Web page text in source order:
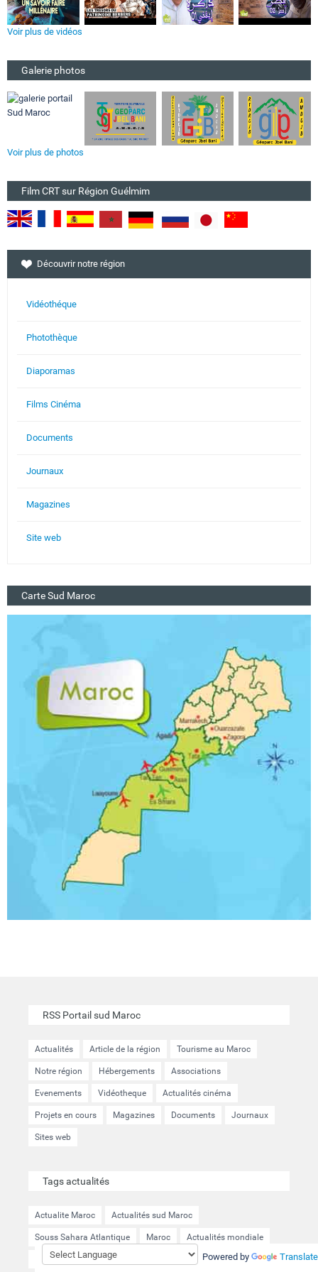
Voir plus de vidéos
Galerie photos
Voir plus de photos
Film CRT sur Région Guélmim
Découvrir notre région
Vidéothéque
Photothèque
Diaporamas
Films Cinéma
Documents
Journaux
Magazines
Site web
Carte Sud Maroc
Powered by Translate
RSS Portail sud Maroc
Actualités Article de la région Tourisme au Maroc
Notre région Hébergements Associations
Evenements Vidéotheque Actualités cinéma
Projets en cours Magazines Documents Journaux
Sites web
Tags actualités
Actualite Maroc Actualités sud Maroc
Souss Sahara Atlantique Maroc Actualités mondiale
Transports Développement durable Agriculture